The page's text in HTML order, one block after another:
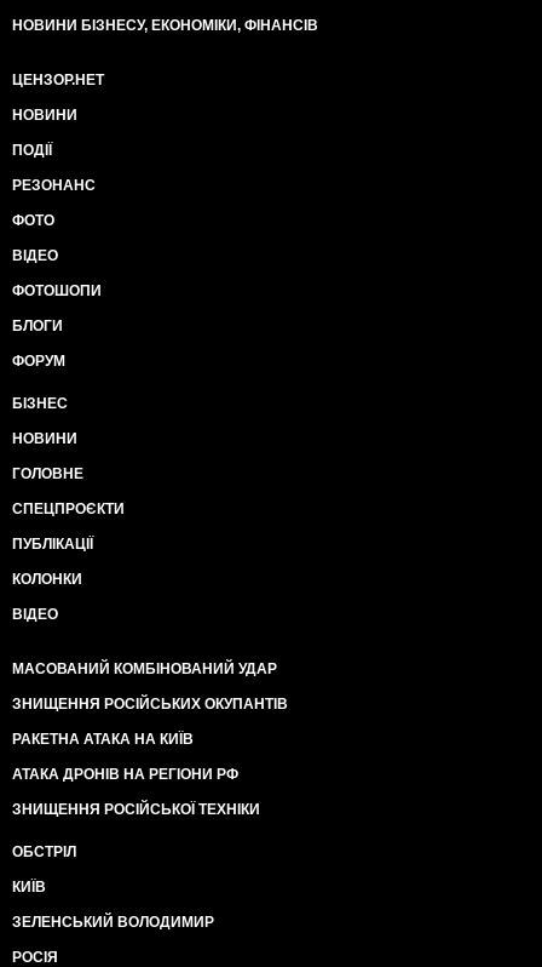
НОВИНИ БІЗНЕСУ, ЕКОНОМІКИ, ФІНАНСІВ
ЦЕНЗОР.НЕТ
НОВИНИ
ПОДІЇ
РЕЗОНАНС
ФОТО
ВІДЕО
ФОТОШОПИ
БЛОГИ
ФОРУМ
БІЗНЕС
НОВИНИ
ГОЛОВНЕ
СПЕЦПРОЄКТИ
ПУБЛІКАЦІЇ
КОЛОНКИ
ВІДЕО
МАСОВАНИЙ КОМБІНОВАНИЙ УДАР
ЗНИЩЕННЯ РОСІЙСЬКИХ ОКУПАНТІВ
РАКЕТНА АТАКА НА КИЇВ
АТАКА ДРОНІВ НА РЕГІОНИ РФ
ЗНИЩЕННЯ РОСІЙСЬКОЇ ТЕХНІКИ
ОБСТРІЛ
КИЇВ
ЗЕЛЕНСЬКИЙ ВОЛОДИМИР
РОСІЯ